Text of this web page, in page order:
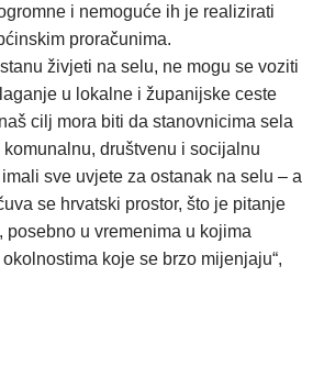
i nemoguće ih je realizirati
proračunima.
živjeti na selu, ne mogu se voziti
u lokalne i županijske ceste
cilj mora biti da stanovnicima sela
društvenu i socijalnu
sve uvjete za ostanak na selu – a
se hrvatski prostor, što je pitanje
posebno u vremenima u kojima
koje se brzo mijenjaju“,